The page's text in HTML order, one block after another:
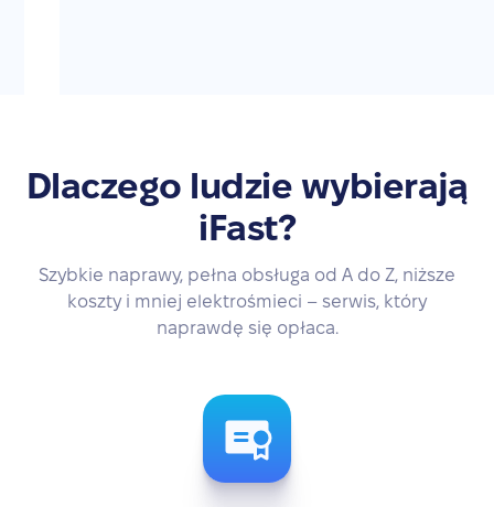
Dlaczego ludzie wybierają
iFast?
Szybkie naprawy, pełna obsługa od A do Z, niższe
koszty i mniej elektrośmieci – serwis, który
naprawdę się opłaca.